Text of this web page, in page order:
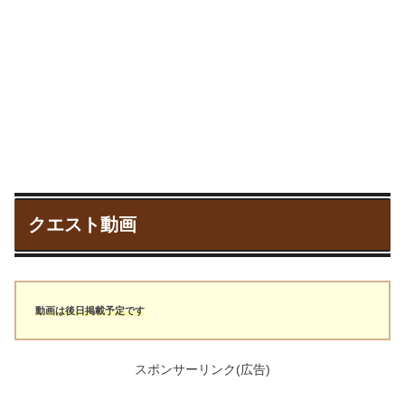
クエスト動画
動画は後日掲載予定です
スポンサーリンク(広告)